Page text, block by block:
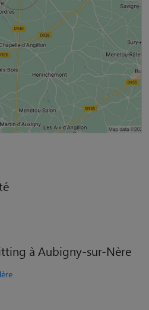
à Aubigny-sur-Nère